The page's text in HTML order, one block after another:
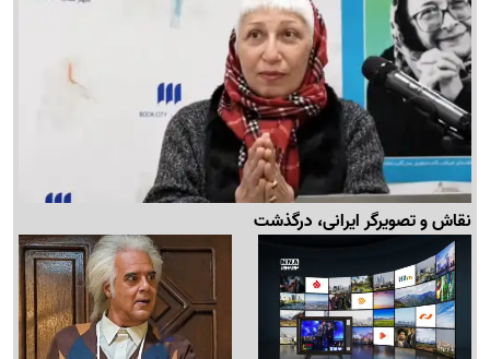
نقاش و تصویرگر ایرانی، درگذشت